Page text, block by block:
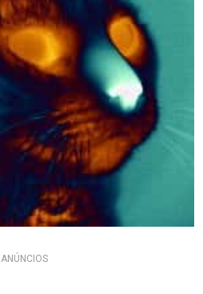
ANÚNCIOS